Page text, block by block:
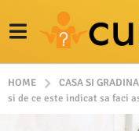
HOME CASA SI
si de ce este indicat sa faci